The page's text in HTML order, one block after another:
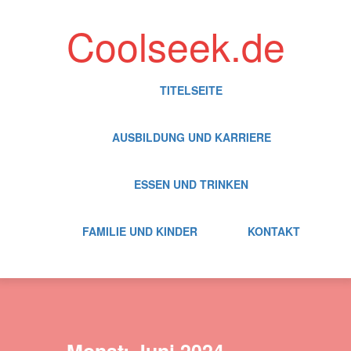
Coolseek.de
TITELSEITE
AUSBILDUNG UND KARRIERE
ESSEN UND TRINKEN
FAMILIE UND KINDER KONTAKT